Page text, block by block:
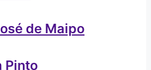
de Maipo
Pinto